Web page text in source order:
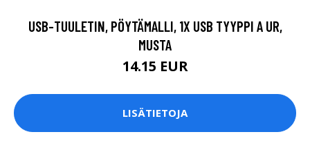
USB-TUULETIN, PÖYTÄMALLI, 1X USB TYYPPI A UR,
MUSTA
14.15 EUR
LISÄTIETOJA